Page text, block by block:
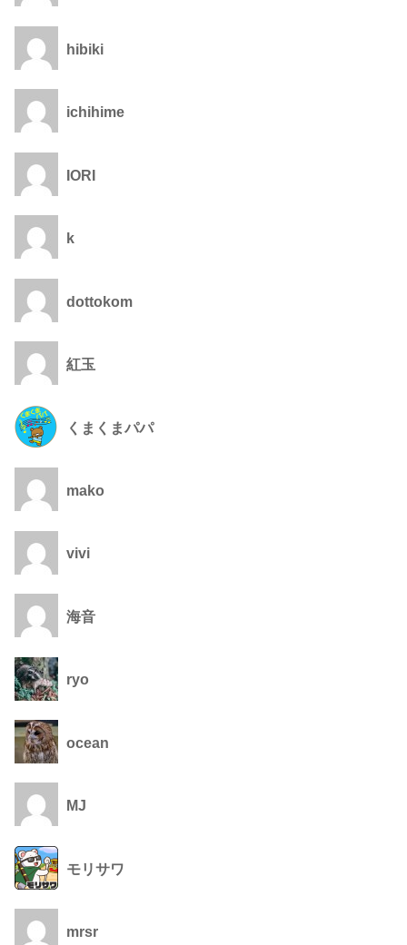
hibiki
ichihime
IORI
k
dottokom
紅玉
くまくまパパ
mako
vivi
海音
ryo
ocean
MJ
モリサワ
mrsr